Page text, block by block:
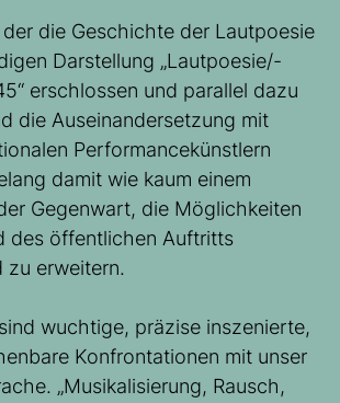
die Geschichte der Lautpoesie
Darstellung „Lautpoesie/-
erschlossen und parallel dazu
die Auseinandersetzung mit
Performancekünstlern
damit wie kaum einem
Gegenwart, die Möglichkeiten
des öffentlichen Auftritts
zu erweitern.
wuchtige, präzise inszenierte,
Konfrontationen mit unser
„Musikalisierung, Rausch,